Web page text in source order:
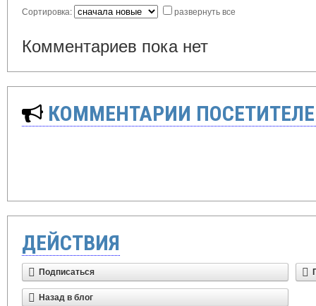
Сортировка: развернуть все
Комментариев пока нет
КОММЕНТАРИИ
ДЕЙСТВИЯ
Подписаться
Назад в блог